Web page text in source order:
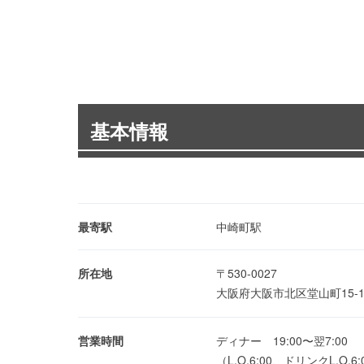
基本情報
最寄駅 中崎町駅
所在地
〒530-0027
大阪府大阪市北区堂山町
営業時間
ディナー 19:00〜翌7:00
（L.O.6:00、ドリンク